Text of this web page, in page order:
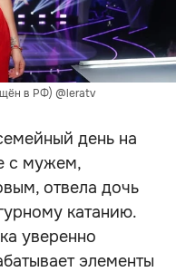
в РФ) @leratv
день на
с мужем,
отвела дочь
катанию.
уверенно
элементы